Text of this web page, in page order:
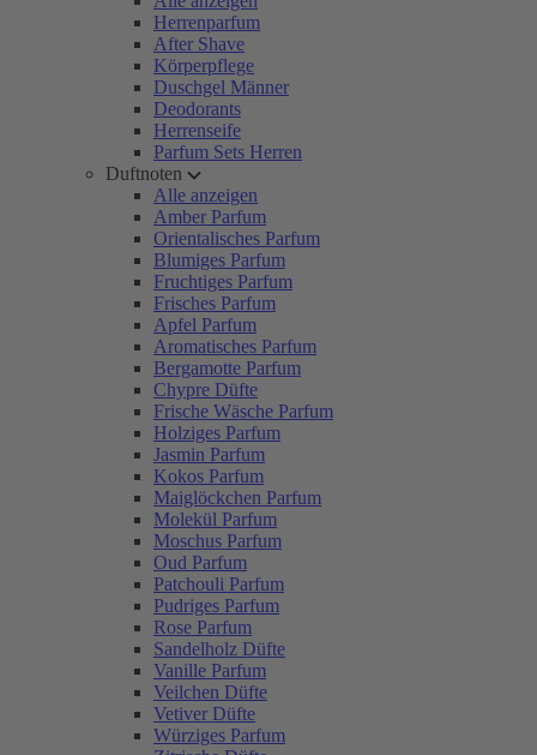
Herrenparfum
After Shave
Körperpflege
Duschgel Männer
Deodorants
Herrenseife
Parfum Sets Herren
Duftnoten
Alle anzeigen
Amber Parfum
Orientalisches Parfum
Blumiges Parfum
Fruchtiges Parfum
Frisches Parfum
Apfel Parfum
Aromatisches Parfum
Bergamotte Parfum
Chypre Düfte
Frische Wäsche Parfum
Holziges Parfum
Jasmin Parfum
Kokos Parfum
Maiglöckchen Parfum
Molekül Parfum
Moschus Parfum
Oud Parfum
Patchouli Parfum
Pudriges Parfum
Rose Parfum
Sandelholz Düfte
Vanille Parfum
Veilchen Düfte
Vetiver Düfte
Würziges Parfum